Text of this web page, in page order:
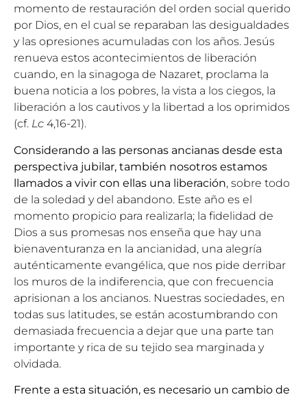
momento de restauración del orden social querido
por Dios, en el cual se reparaban las desigualdades
y las opresiones acumuladas con los años. Jesús
renueva estos acontecimientos de liberación
cuando, en la sinagoga de Nazaret, proclama la
buena noticia a los pobres, la vista a los ciegos, la
liberación a los cautivos y la libertad a los oprimidos
(cf. Lc 4,16-21).
Considerando a las personas ancianas desde esta
perspectiva jubilar, también nosotros estamos
llamados a vivir con ellas una liberación, sobre todo
de la soledad y del abandono. Este año es el
momento propicio para realizarla; la fidelidad de
Dios a sus promesas nos enseña que hay una
bienaventuranza en la ancianidad, una alegría
auténticamente evangélica, que nos pide derribar
los muros de la indiferencia, que con frecuencia
aprisionan a los ancianos. Nuestras sociedades, en
todas sus latitudes, se están acostumbrando con
demasiada frecuencia a dejar que una parte tan
importante y rica de su tejido sea marginada y
olvidada.
Frente a esta situación, es necesario un cambio de